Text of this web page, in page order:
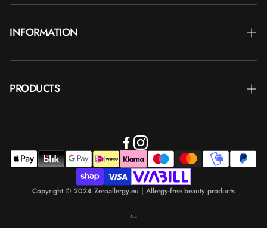
INFORMATION
Blog
Return
Payment
PRODUCTS
Body care
Hair care
Copyright © 2024 Zeroallergy.eu | Allergy-free beauty products